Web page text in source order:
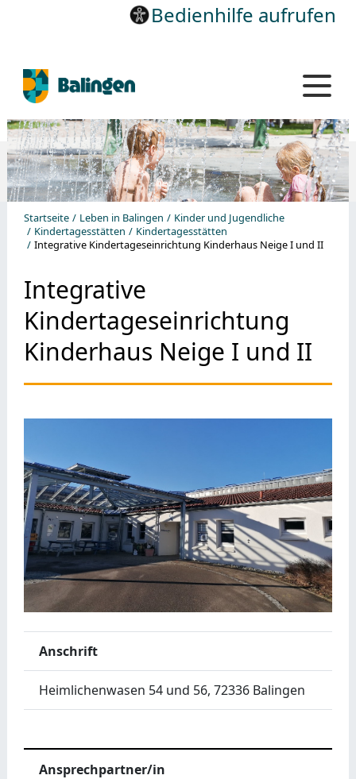
Bedienhilfe aufrufen
Startseite Leben in Balingen
Kinder und Jugendliche
Kindertagesstätten
Kindertagesstätten
Integrative Kindertageseinrichtung Kinderhaus Neige I und II
Integrative
Kindertageseinrichtung
Kinderhaus Neige I und II
Anschrift
Heimlichenwasen 54 und 56, 72336 Balingen
Ansprechpartner/in